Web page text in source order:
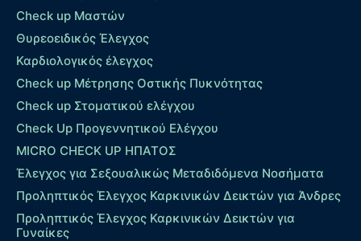
Check up Μαστών
Θυρεοειδικός Έλεγχος
Καρδιολογικός έλεγχος
Check up Mέτρησης Οστικής Πυκνότητας
Check up Στοματικού ελέγχου
Check Up Προγεννητικού Ελέγχου
MICRO CHECK UP HΠΑΤΟΣ
Έλεγχος για Σεξουαλικώς Μεταδιδόμενα Νοσήματα
Προληπτικός Έλεγχος Καρκινικών Δεικτών για Άνδρες
Προληπτικός Έλεγχος Καρκινικών Δεικτών για
Γυναίκες